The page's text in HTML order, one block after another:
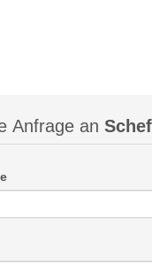
Anfrage an